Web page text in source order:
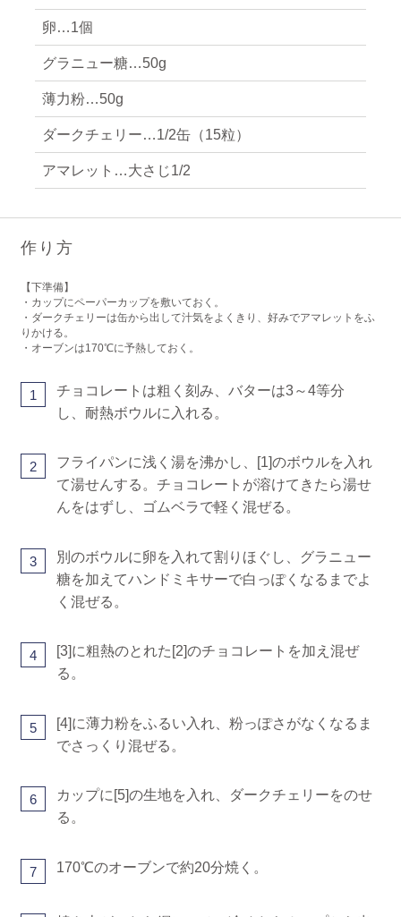
卵…1個
グラニュー糖…50g
薄力粉…50g
ダークチェリー…1/2缶（15粒）
アマレット…大さじ1/2
作り方
【下準備】
・カップにペーパーカップを敷いておく。
・ダークチェリーは缶から出して汁気をよくきり、好みでアマレットをふ
りかける。
・オーブンは170℃に予熱しておく。
1
チョコレートは粗く刻み、バターは3～4等分
し、耐熱ボウルに入れる。
2
フライパンに浅く湯を沸かし、[1]のボウルを入れ
て湯せんする。チョコレートが溶けてきたら湯せ
んをはずし、ゴムベラで軽く混ぜる。
3
別のボウルに卵を入れて割りほぐし、グラニュー
糖を加えてハンドミキサーで白っぽくなるまでよ
く混ぜる。
4
[3]に粗熱のとれた[2]のチョコレートを加え混ぜ
る。
5
[4]に薄力粉をふるい入れ、粉っぽさがなくなるま
でさっくり混ぜる。
6
カップに[5]の生地を入れ、ダークチェリーをのせ
る。
7 170℃のオーブンで約20分焼く。